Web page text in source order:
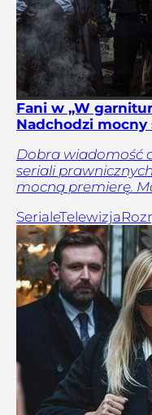
Fani w „W
Nadchodzi mocny
Dobra wiadomość
seriali
mocną premierę.
SerialeTelewizja